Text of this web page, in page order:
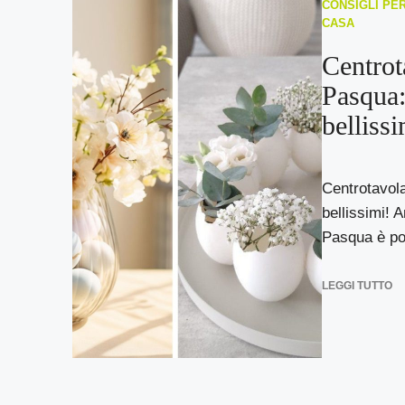
CONSIGLI
CASA
bellissimi!
Pasqua è
LEGGI TUTTO